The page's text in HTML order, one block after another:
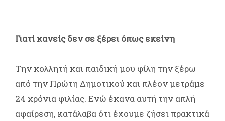
Γιατί κανείς δεν σε ξέρει όπως εκείνη
Την κολλητή και παιδική μου φίλη την ξέρω
από την Πρώτη Δημοτικού και πλέον μετράμε
24 χρόνια φιλίας. Ενώ έκανα αυτή την απλή
αφαίρεση, κατάλαβα ότι έχουμε ζήσει πρακτικά